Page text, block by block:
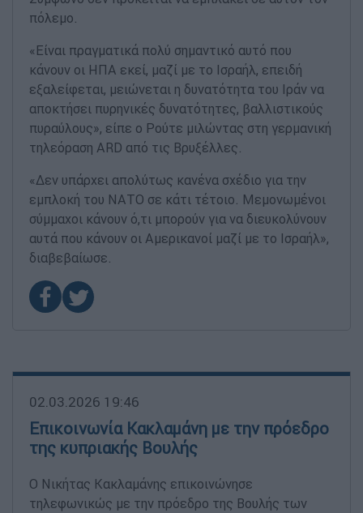
πόλεμο.
«Είναι πραγματικά πολύ σημαντικό αυτό που
κάνουν οι ΗΠΑ εκεί, μαζί με το Ισραήλ, επειδή
εξαλείφεται, μειώνεται η δυνατότητα του Ιράν να
αποκτήσει πυρηνικές δυνατότητες, βαλλιστικούς
πυραύλους», είπε ο Ρούτε μιλώντας στη γερμανική
τηλεόραση ARD από τις Βρυξέλλες.
«Δεν υπάρχει απολύτως κανένα σχέδιο για την
εμπλοκή του ΝΑΤΟ σε κάτι τέτοιο. Μεμονωμένοι
σύμμαχοι κάνουν ό,τι μπορούν για να διευκολύνουν
αυτά που κάνουν οι Αμερικανοί μαζί με το Ισραήλ»,
διαβεβαίωσε.
02.03.2026 19:46
Επικοινωνία Κακλαμάνη με την πρόεδρο
της κυπριακής Βουλής
Ο Νικήτας Κακλαμάνης επικοινώνησε
τηλεφωνικώς με την πρόεδρο της Βουλής των